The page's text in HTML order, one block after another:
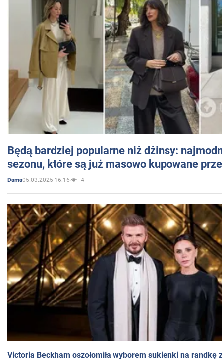
Będą bardziej popularne niż dżinsy:
sezonu, które są już masowo kupowane
Dama05.03.2025 16:16 4
Victoria Beckham oszołomiła wyborem sukienki na randkę